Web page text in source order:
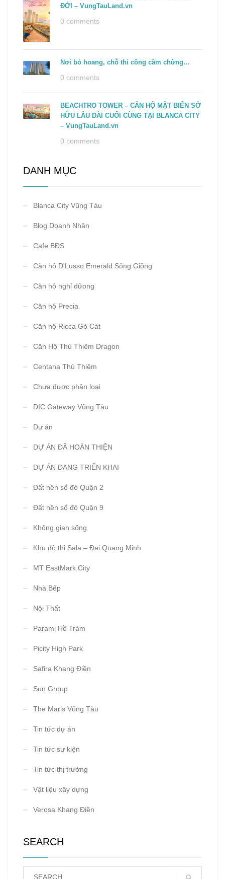
ĐỚI – VungTauLand.vn
0 comments
Nơi bỏ hoang, chỗ thi công cầm chừng…
0 comments
BEACHTRO TOWER – CĂN HỘ MẶT BIỂN SỞ
HỮU LÂU DÀI CUỐI CÙNG TẠI BLANCA CITY
– VungTauLand.vn
0 comments
DANH MỤC
Blanca City Vũng Tàu
Blog Doanh Nhân
Cafe BĐS
Căn hộ D'Lusso Emerald Sông Giồng
Căn hộ nghỉ dữong
Căn hộ Precia
Căn hộ Ricca Gò Cát
Căn Hộ Thủ Thiêm Dragon
Centana Thủ Thiêm
Chưa được phân loại
DIC Gateway Vũng Tàu
Dự án
DỰ ÁN ĐÃ HOÀN THIỆN
DỰ ÁN ĐANG TRIỂN KHAI
Đất nền sổ đỏ Quận 2
Đất nền sổ đỏ Quận 9
Không gian sống
Khu đô thị Sala – Đại Quang Minh
MT EastMark City
Nhà Bếp
Nội Thất
Parami Hồ Tràm
Picity High Park
Safira Khang Điền
Sun Group
The Maris Vũng Tàu
Tin tức dự án
Tin tức sự kiện
Tin tức thị trường
Vật liệu xây dựng
Verosa Khang Điền
SEARCH